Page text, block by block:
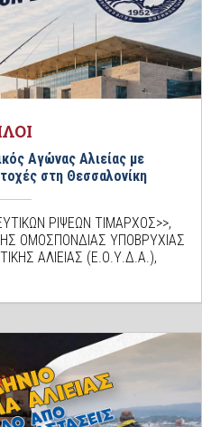
Αγώνας Αλιείας με
στη Θεσσαλονίκη
ΡΙΨΕΩΝ ΤΙΜΑΡΧΟΣ>>,
ΟΜΟΣΠΟΝΔΙΑΣ ΥΠΟΒΡΥΧΙΑΣ
ΑΛΙΕΙΑΣ (Ε.Ο.Υ.Δ.Α.),